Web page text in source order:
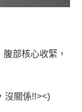
部核心收緊，
沒關係!!><)